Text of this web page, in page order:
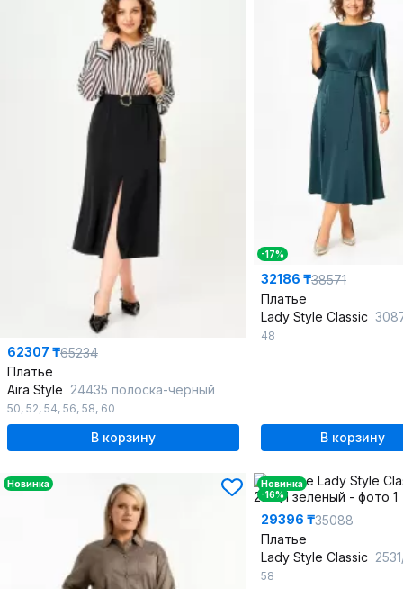
62307 ₸65234
Платье
Aira Style 24435 полоска-черный
50, 52, 54, 56, 58, 60
В корзину
-17%
32186 ₸38571
Платье
Lady Style Classic 3087
48
В корзину
Новинка
Новинка
-16%
29396 ₸35088
Платье
Lady Style Classic 2531/
58